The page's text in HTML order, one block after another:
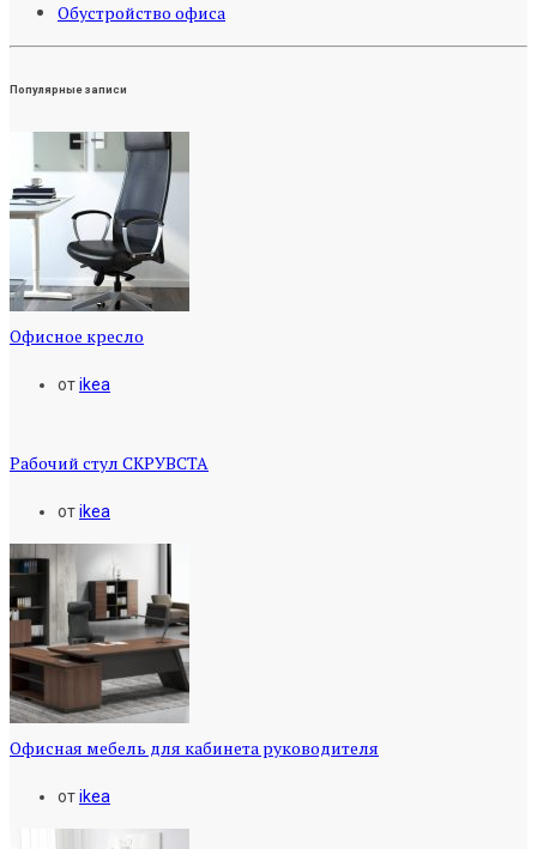
Обустройство офиса
Популярные записи
Офисное кресло
отikea
Рабочий стул СКРУВСТА
отikea
Офисная мебель для кабинета руководителя
отikea